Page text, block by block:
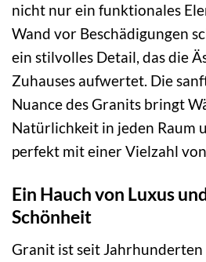
nicht nur ein funktionales
Wand vor Beschädigungen
ein stilvolles Detail, das die
Zuhauses aufwertet. Die
Nuance des Granits bringt
Natürlichkeit in jeden Raum
perfekt mit einer Vielzahl
Ein Hauch von Luxus
Schönheit
Granit ist seit